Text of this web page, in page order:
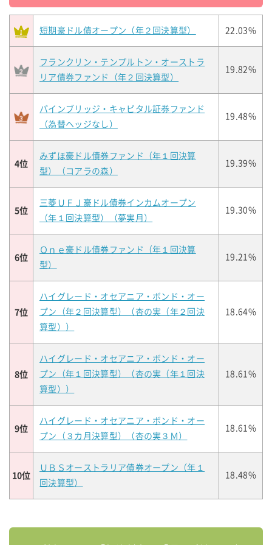
短期豪ドル債オープン（年２回決算型） 22.03%
フランクリン・テンプルトン・オーストラ
リア債券ファンド（年２回決算型）
19.82%
パインブリッジ・キャピタル証券ファンド
（為替ヘッジなし）
19.48%
4位
みずほ豪ドル債券ファンド（年１回決算
型）（コアラの森）
19.39%
5位
三菱ＵＦＪ豪ドル債券インカムオープン
（年１回決算型）（夢実月）
19.30%
6位
Ｏｎｅ豪ドル債券ファンド（年１回決算
型）
19.21%
7位
ハイグレード・オセアニア・ボンド・オー
プン（年２回決算型）（杏の実（年２回決
算型））
18.64%
8位
ハイグレード・オセアニア・ボンド・オー
プン（年１回決算型）（杏の実（年１回決
算型））
18.61%
9位
ハイグレード・オセアニア・ボンド・オー
プン（３カ月決算型）（杏の実３Ｍ）
18.61%
10位
ＵＢＳオーストラリア債券オープン（年１
回決算型）
18.48%